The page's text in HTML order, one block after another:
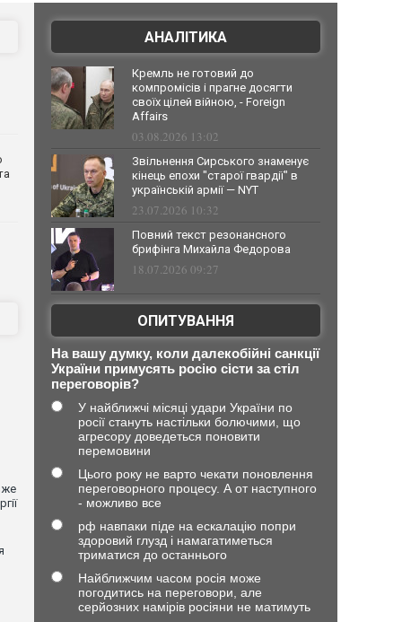
АНАЛІТИКА
Кремль не готовий до
компромісів і прагне досягти
своїх цілей війною, - Foreign
Affairs
03.08.2026 13:02
Звільнення Сирського знаменує
кінець епохи "старої гвардії" в
українській армії — NYT
23.07.2026 10:32
Повний текст резонансного
брифінга Михайла Федорова
18.07.2026 09:27
ОПИТУВАННЯ
На вашу думку, коли далекобійні санкції
України примусять росію сісти за стіл
переговорів?
У найближчі місяці удари України по
росії стануть настільки болючими, що
агресору доведеться поновити
перемовини
Цього року не варто чекати поновлення
переговорного процесу. А от наступного
- можливо все
рф навпаки піде на ескалацію попри
здоровий глузд і намагатиметься
триматися до останнього
Найближчим часом росія може
погодитись на переговори, але
серйозних намірів росіяни не матимуть